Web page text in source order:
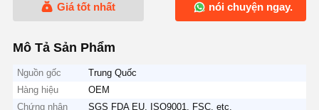
Giá tốt nhất nói chuyện ngay.
Mô Tả Sản Phẩm
Nguồn gốc
Trung Quốc
Hàng hiệu
OEM
Chứng nhận
SGS FDA EU, ISO9001, FSC, etc.